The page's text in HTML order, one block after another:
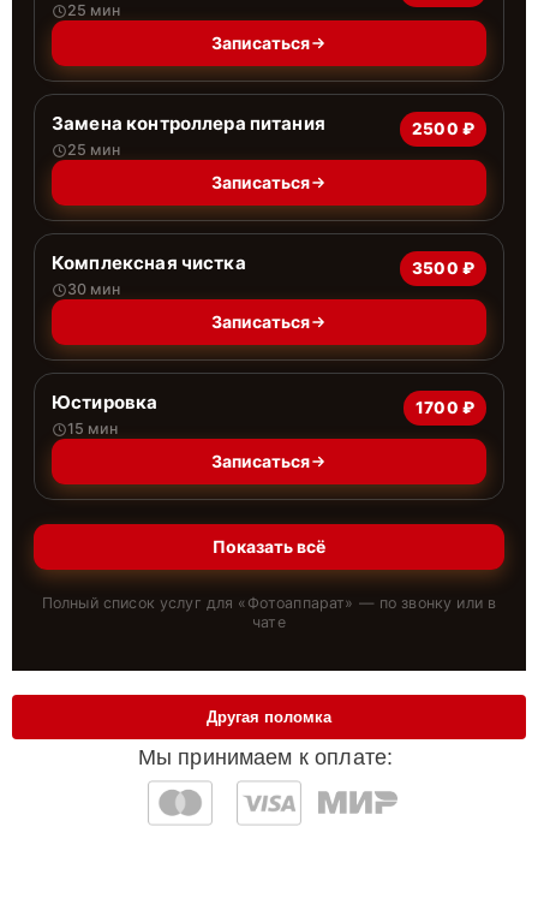
25 мин
Записаться
Замена контроллера питания
25 мин
2500 ₽
Записаться
Комплексная чистка
30 мин
3500 ₽
Записаться
Юстировка
15 мин
1700 ₽
Записаться
Показать всё
Полный список услуг для « Фотоаппарат» — по звонку или в
чате
Мы принимаем к оплате:
Другая поломка